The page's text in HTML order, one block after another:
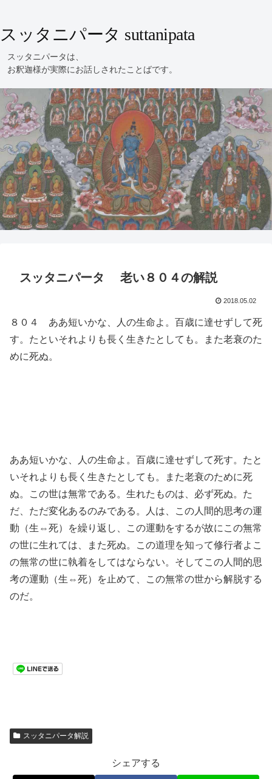
スッタニパータ suttanipata
スッタニパータ 老い８０４の解説
2018.05.02
８０４ ああ短いかな、人の生命よ。百歳に達せずして死
す。たといそれよりも長く生きたとしても。また老衰のた
めに死ぬ。
ああ短いかな、人の生命よ。百歳に達せずして死す。たと
いそれよりも長く生きたとしても。また老衰のために死
ぬ。この世は無常である。生れたものは、必ず死ぬ。た
だ、ただ変化あるのみである。人は、この人間的思考の運
動（生⇔死）を繰り返し、この運動をするが故にこの無常
の世に生れては、また死ぬ。この道理を知って修行者よこ
の無常の世に執着をしてはならない。そしてこの人間的思
考の運動（生⇔死）を止めて、この無常の世から解脱する
のだ。
スッタニパータ解説
シェアする